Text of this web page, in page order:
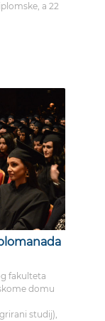
a 22
fakulteta
domu
studij),